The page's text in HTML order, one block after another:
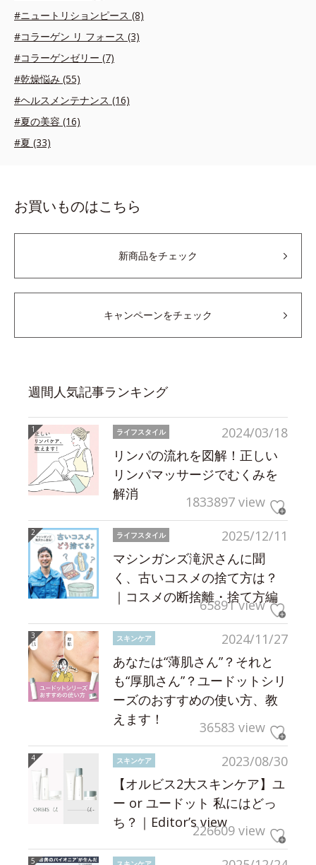
#ニュートリションピース (8)
#コラーゲン リ フォース (3)
#コラーゲンゼリー (7)
#乾燥悩み (55)
#ヘルスメンテナンス (16)
#夏の美容 (16)
#夏 (33)
お買いものはこちら
新商品をチェック
キャンペーンをチェック
週間人気記事ランキング
2024/03/18
ライフスタイル
リンパの流れを図解！正しい
リンパマッサージでむくみを
解消
1833897 view
2025/12/11
ライフスタイル
マシンガンズ滝沢さんに聞
く、古いコスメの捨て方は？
｜コスメの断捨離・捨て方編
65891 view
2024/11/27
スキンケア
あなたは“薄肌さん”？それと
も“厚肌さん”？ユードットシリ
ーズのおすすめの使い方、教
えます！
36583 view
2023/08/30
スキンケア
【オルビス2大スキンケア】ユ
ー or ユードット 私にはどっ
ち？｜Editor’s view226609 view